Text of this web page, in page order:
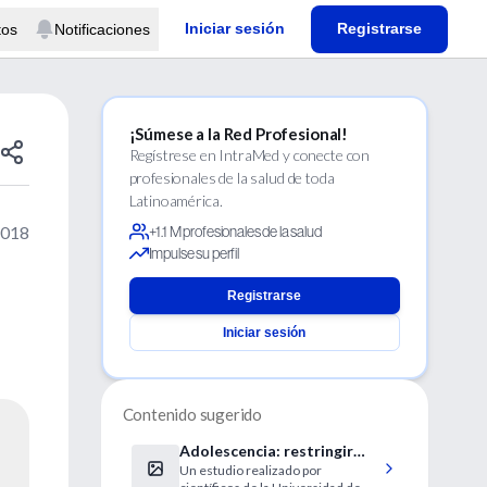
Notificaciones Iniciar sesión Registrarse
¡Súmese a la Red Profesional!
Regístrese en IntraMed y conecte con
profesionales de la salud de toda
Latinoamérica.
+1.1 M profesionales de la salud
Impulse su perfil
Registrarse
Iniciar sesión
Contenido sugerido
Adolescencia: restringir
alimentos se asocia a un
Un estudio realizado por